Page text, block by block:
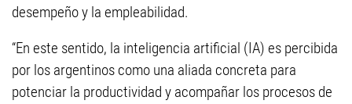
desempeño y la empleabilidad.
“En este sentido, la inteligencia artificial (IA) es percibida
por los argentinos como una aliada concreta para
potenciar la productividad y acompañar los procesos de